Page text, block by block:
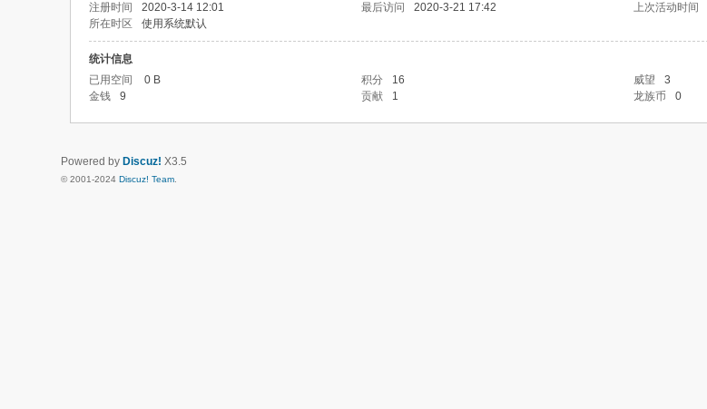
注册时间
2020-3-14 12:01 最后访问 2020-3-21 17:42 上次活动时间
所在时区
使用系统默认
统计信息
已用空间
0 B 积分 16 威望
3
金钱
9 贡献 1 龙族币 0
Powered by Discuz! X3.5
© 2001-2024 Discuz! Team.